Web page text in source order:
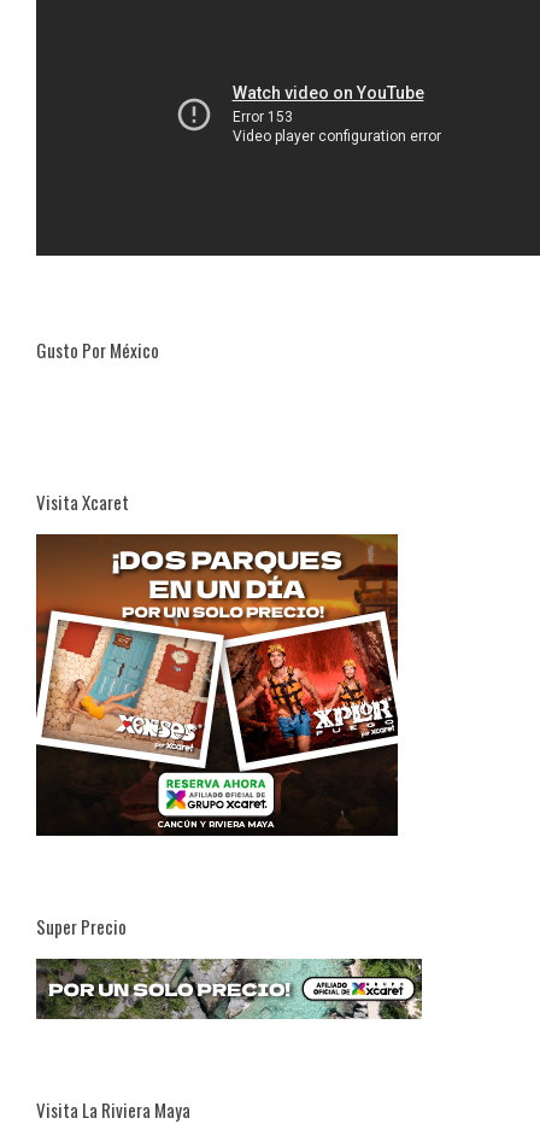
Gusto Por México
Visita Xcaret
Super Precio
Visita La Riviera Maya